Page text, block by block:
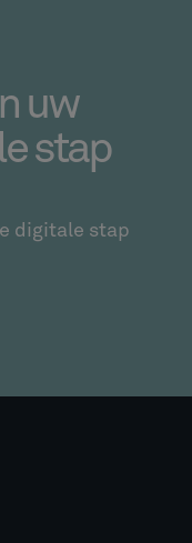
uw
stap
digitale stap